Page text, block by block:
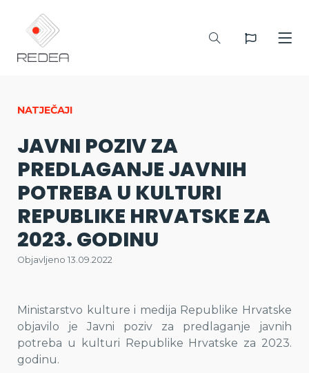
NATJEČAJI
JAVNI POZIV ZA
PREDLAGANJE JAVNIH
POTREBA U KULTURI
REPUBLIKE HRVATSKE ZA
2023. GODINU
Objavljeno 13.09.2022
Ministarstvo kulture i medija Republike Hrvatske
objavilo je Javni poziv za predlaganje javnih
potreba u kulturi Republike Hrvatske za 2023.
godinu.